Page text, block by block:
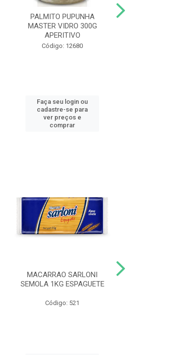
PALMITO PUPUNHA
MASTER VIDRO 300G
APERITIVO
Código: 12680
Faça seu login ou
cadastre-se para
ver preços e
comprar
MACARRAO SARLONI
SEMOLA 1KG ESPAGUETE
Código: 521